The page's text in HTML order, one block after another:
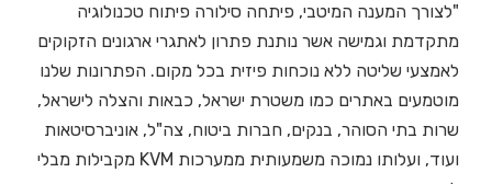
"לצורך המענה המיטבי, פיתחה סילורה פיתוח טכנולוגיה
מתקדמת וגמישה אשר נותנת פתרון לאתגרי ארגונים הזקוקים
לאמצעי שליטה ללא נוכחות פיזית בכל מקום. הפתרונות שלנו
מוטמעים באתרים כמו משטרת ישראל, כבאות והצלה לישראל,
שרות בתי הסוהר, בנקים, חברות ביטוח, צה"ל, אוניברסיטאות
ועוד, ועלותו נמוכה משמעותית ממערכות KVM מקבילות מבלי